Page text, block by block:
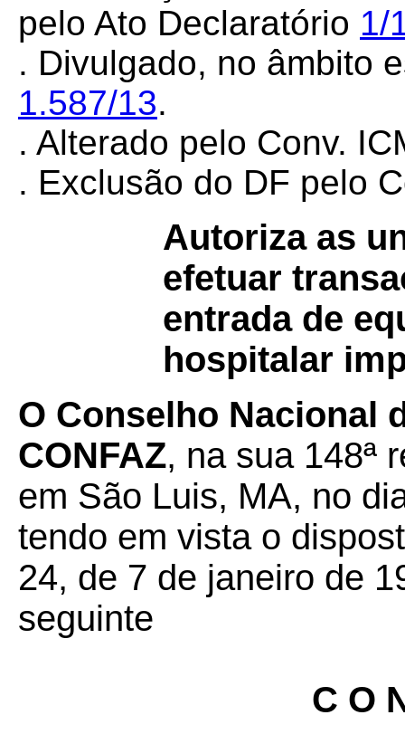
pelo Ato Declaratório 1/
. Divulgado, no âmbito
1.587/13.
. Alterado pelo Conv.
. Exclusão do DF pelo
Autoriza as
efetuar
entrada de
hospitalar
O Conselho Nacional
CONFAZ, na sua 148ª
em São Luis, MA, no
tendo em vista o
24, de 7 de janeiro de
seguinte
C O